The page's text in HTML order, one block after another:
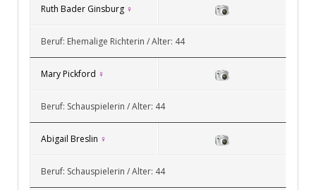
Ruth Bader Ginsburg ♀
Beruf: Ehemalige Richterin / Alter: 44
Mary Pickford ♀
Beruf: Schauspielerin / Alter: 44
Abigail Breslin ♀
Beruf: Schauspielerin / Alter: 44